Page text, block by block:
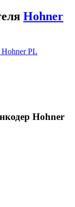
Hohner
Hohner